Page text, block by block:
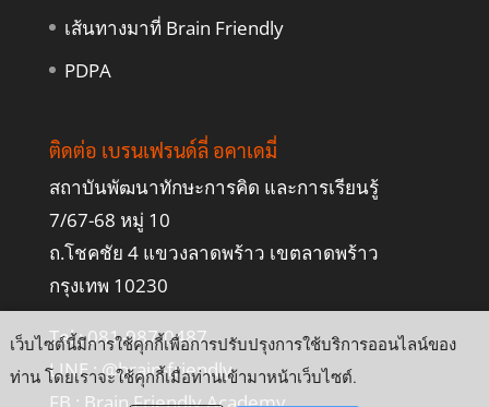
เส้นทางมาที่ Brain Friendly
PDPA
ติดต่อ เบรนเฟรนด์ลี่ อคาเดมี่
สถาบันพัฒนาทักษะการคิด และการเรียนรู้
7/67-68 หมู่ 10
ถ.โชคชัย 4 แขวงลาดพร้าว เขตลาดพร้าว
กรุงเทพ 10230
Tel : 081-987-0487
LINE :@brain-friendly
เว็บไซต์นี้มีการใช้คุกกี้เพื่อการปรับปรุงการใช้บริการออนไลน์ของ
ท่าน โดยเราจะใช้คุกกี้เมื่อท่านเข้ามาหน้าเว็บไซต์.